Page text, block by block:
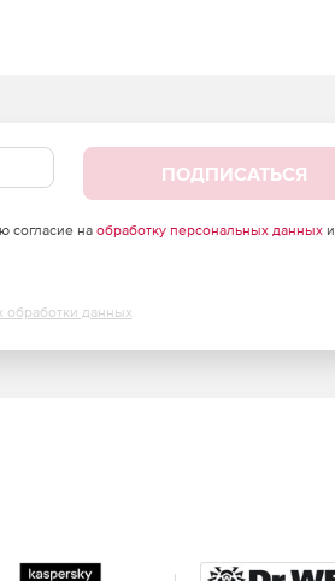
ПОДПИСАТЬСЯ
согласие на обработку персональных данныхи
обработки данных